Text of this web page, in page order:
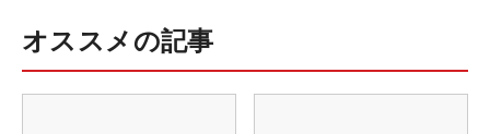
オススメの記事